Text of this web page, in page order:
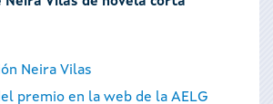
Neira Vilas
premio en la web de la AELG